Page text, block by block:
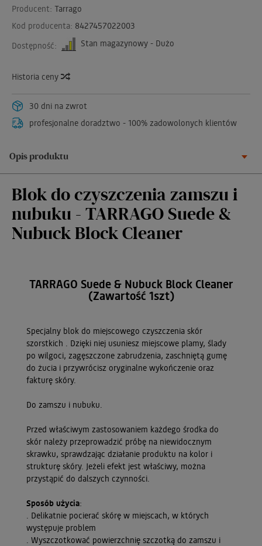
Producent: Tarrago
Kod producenta: 8427457022003
Dostępność:
Stan magazynowy - Dużo
Historia ceny
30 dni na zwrot
profesjonalne doradztwo - 100% zadowolonych klientów
Opis produktu
Blok do czyszczenia zamszu i
nubuku - TARRAGO Suede &
Nubuck Block Cleaner
TARRAGO Suede & Nubuck Block Cleaner
(Zawartość 1szt)
Specjalny blok do miejscowego czyszczenia skór
szorstkich . Dzięki niej usuniesz miejscowe plamy, ślady
po wilgoci, zagęszczone zabrudzenia, zaschniętą gumę
do żucia i przywrócisz oryginalne wykończenie oraz
fakturę skóry.
Do zamszu i nubuku.
Przed właściwym zastosowaniem każdego środka do
skór należy przeprowadzić próbę na niewidocznym
skrawku, sprawdzając działanie produktu na kolor i
strukturę skóry. Jeżeli efekt jest właściwy, można
przystąpić do dalszych czynności.
Sposób użycia:
. Delikatnie pocierać skórę w miejscach, w których
występuje problem
. Wyszczotkować powierzchnię szczotką do zamszu i